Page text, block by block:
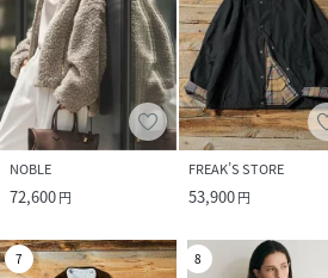
NOBLE
72,600円
FREAK’S STORE
53,900円
7 8